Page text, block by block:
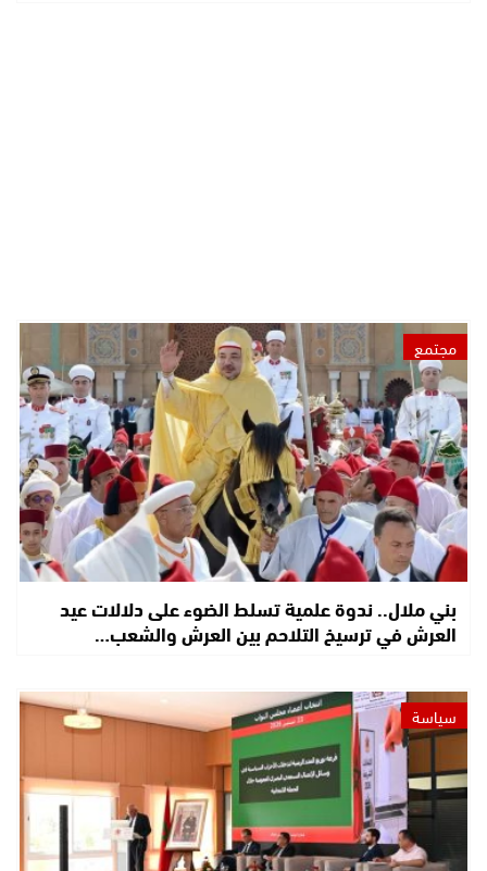
مجتمع
بني ملال.. ندوة علمية تسلط الضوء على دلالات عيد
العرش في ترسيخ التلاحم بين العرش والشعب…
سياسة